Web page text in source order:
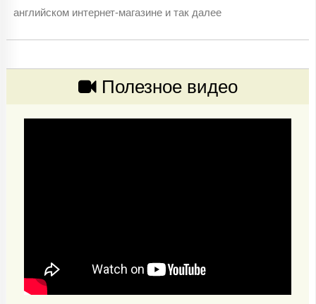
английском интернет-магазине и так далее
Полезное видео